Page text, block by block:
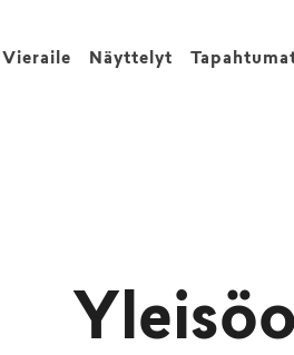
Vieraile Näyttelyt